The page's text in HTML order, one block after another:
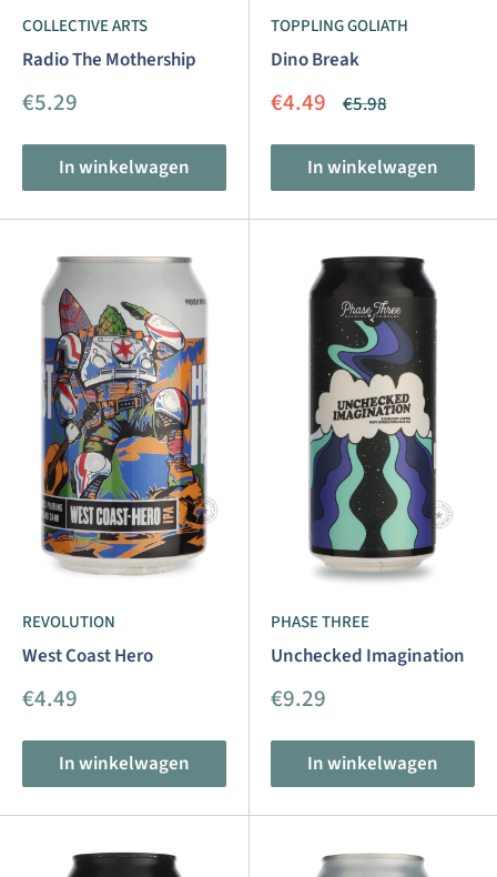
COLLECTIVE ARTS
Radio The Mothership
Aanbiedingsprijs
€5.29
In winkelwagen
TOPPLING GOLIATH
Dino Break
Aanbiedingsprijs
€4.49 Normale
€5.98
In winkelwagen
REVOLUTION
West Coast Hero
Aanbiedingsprijs
€4.49
In winkelwagen
PHASE THREE
Unchecked Imagination
Aanbiedingsprijs
€9.29
In winkelwagen